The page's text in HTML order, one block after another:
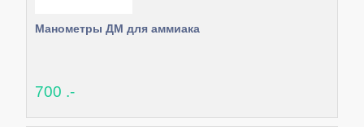
Манометры ДМ для аммиака
700 .-